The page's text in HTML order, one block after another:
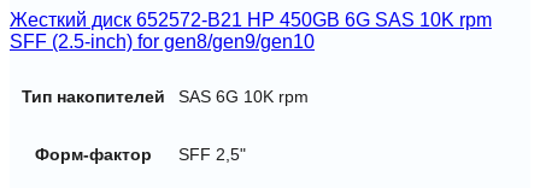
Жесткий диск 652572-B21 HP 450GB 6G SAS 10K rpm
SFF (2.5-inch) for gen8/gen9/gen10
Тип накопителей SAS 6G 10K rpm
Форм-фактор SFF 2,5"